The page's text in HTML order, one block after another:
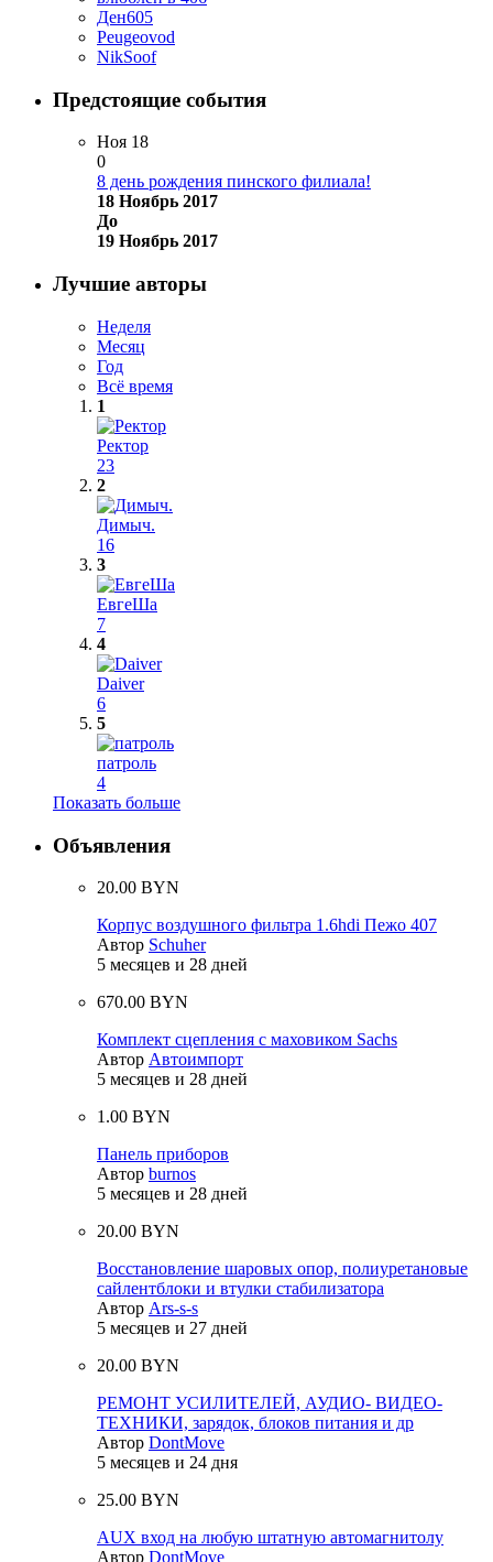
Ден605
Peugeovod
NikSoof
Предстоящие события
Ноя 18
0
8 день рождения пинского филиала!
18 Ноябрь 2017
До
19 Ноябрь 2017
Лучшие авторы
Неделя
Месяц
Год
Всё время
1
Ректор
23
2
Димыч.
16
3
ЕвгеШа
7
4
Daiver
6
5
патроль
4
Показать больше
Объявления
20.00 BYN
Корпус воздушного фильтра 1.6hdi Пежо 407
Автор Schuher
5 месяцев и 28 дней
670.00 BYN
Комплект сцепления с маховиком Sachs
Автор Автоимпорт
5 месяцев и 28 дней
1.00 BYN
Панель приборов
Автор burnos
5 месяцев и 28 дней
20.00 BYN
Восстановление шаровых опор, полиуретановые
сайлентблоки и втулки стабилизатора
Автор Ars-s-s
5 месяцев и 27 дней
20.00 BYN
РЕМОНТ УСИЛИТЕЛЕЙ, АУДИО- ВИДЕО-
ТЕХНИКИ, зарядок, блоков питания и др
Автор DontMove
5 месяцев и 24 дня
25.00 BYN
AUX вход на любую штатную автомагнитолу
Автор DontMove